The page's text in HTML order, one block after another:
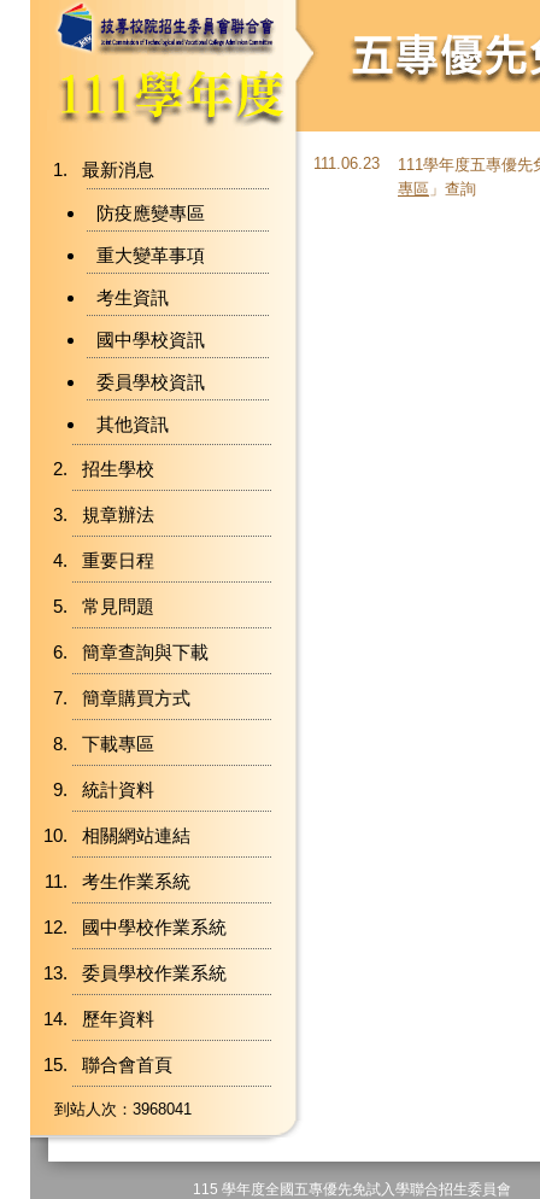
最新消息
防疫應變專區
重大變革事項
考生資訊
國中學校資訊
委員學校資訊
其他資訊
招生學校
規章辦法
重要日程
常見問題
簡章查詢與下載
簡章購買方式
下載專區
統計資料
相關網站連結
考生作業系統
國中學校作業系統
委員學校作業系統
歷年資料
聯合會首頁
到站人次：3968041
111.06.23
111學年度五專優先
專區 」查詢
115 學年度全國五專優先免試入學聯合招生委員會